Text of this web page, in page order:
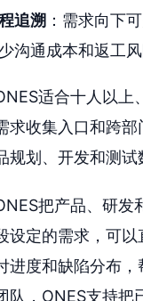
追溯：需求向下
沟通成本和返工风
适合十人以
求收集入口和跨
规划、开发和测试
把产品、研
设定的需求，可
进度和缺陷分布
队，ONES支持把